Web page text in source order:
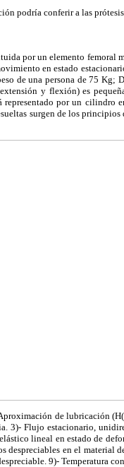
podría conferir a las
por un elemento
en estado
de una persona de 75 Kg;
y flexión) es
por un cilindro
surgen de los
de lubricación
3)- Flujo estacionario,
lineal en estado de
en el material
9)- Temperatura